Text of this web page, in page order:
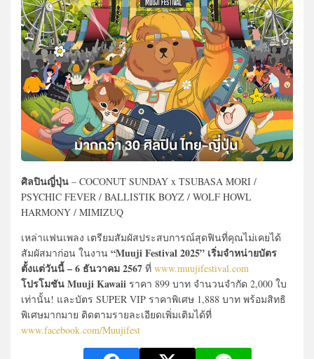
ศิลปินญี่ปุ่น – COCONUT SUNDAY x TSUBASA MORI /
PSYCHIC FEVER / BALLISTIK BOYZ / WOLF HOWL
HARMONY / MIMIZUQ
เหล่าแฟนเพลง เตรียมสัมผัสประสบการณ์สุดฟินที่คุณไม่เคยได้
สัมผัสมาก่อน ในงาน “Muuji Festival 2025” เริ่มจำหน่ายบัตร
ตั้งแต่วันนี้ – 6 ธันวาคม 2567 ที่ www.muujifestival.com
โปรโมชัน Muuji Kawaii ราคา 899 บาท จำนวนจำกัด 2,000 ใบ
เท่านั้น! และบัตร SUPER VIP ราคาพิเศษ 1,888 บาท พร้อมสิทธิ
พิเศษมากมาย ติดตามรายละเอียดเพิ่มเติมได้ที่
www.facebook.com/Muujifest